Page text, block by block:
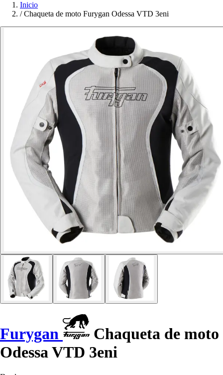
Inicio
/ Chaqueta de moto Furygan Odessa VTD 3eni
Furygan
Chaqueta de moto
Odessa VTD 3eni